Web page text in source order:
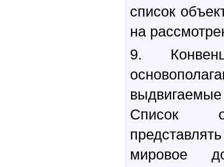
список
на
9.
Список
мировое